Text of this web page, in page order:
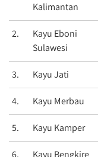
Kalimantan
2.
Kayu Eboni
Sulawesi
3. Kayu Jati
4. Kayu Merbau
5. Kayu Kamper
6. Kayu Bengkire